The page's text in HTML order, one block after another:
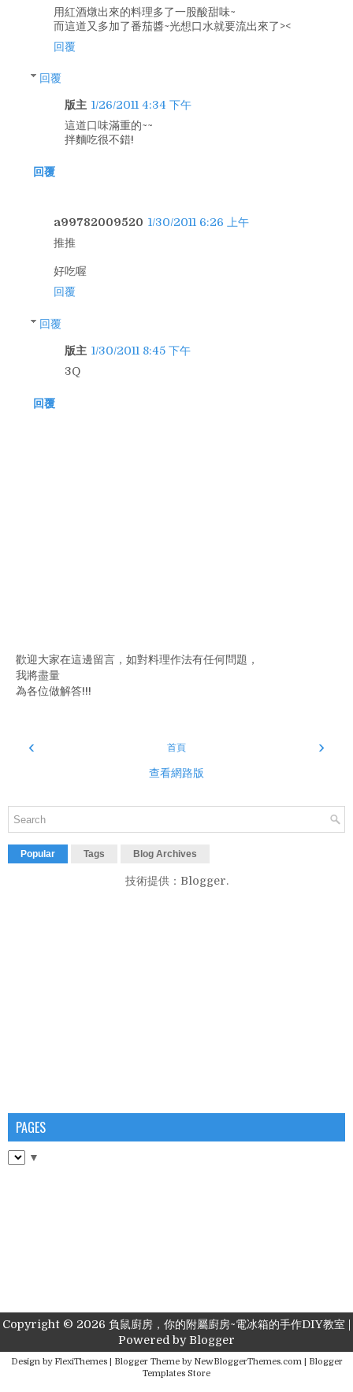
用紅酒燉出來的料理多了一股酸甜味~
而這道又多加了番茄醬~光想口水就要流出來了><
回覆
回覆
版主 1/26/2011 4:34 下午
這道口味滿重的~~
拌麵吃很不錯!
回覆
a99782009520 1/30/2011 6:26 上午
推推
好吃喔
回覆
回覆
版主 1/30/2011 8:45 下午
3Q
回覆
歡迎大家在這邊留言，如對料理作法有任何問題，
我將盡量
為各位做解答!!!
‹ ›
首頁
查看網路版
Popular Tags Blog Archives
技術提供： Blogger.
PAGES
▼
Copyright © 2026 負鼠廚房，你的附屬廚房~電冰箱的手作DIY教室
Powered byBlogger
Design by FlexiThemes| Blogger Theme by NewBloggerThemes.com|
Blogger
Templates Store